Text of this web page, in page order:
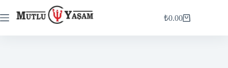
₺0.00